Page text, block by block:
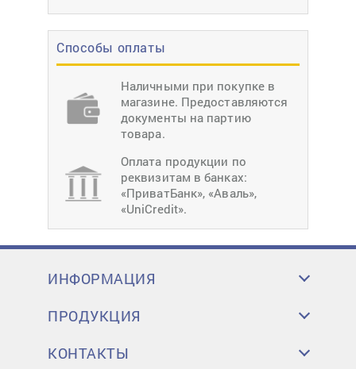
Способы оплаты
Наличными при покупке в
магазине. Предоставляются
документы на партию
товара.
Оплата продукции по
реквизитам в банках:
«ПриватБанк», «Аваль»,
«UniCredit».
ИНФОРМАЦИЯ
ПРОДУКЦИЯ
КОНТАКТЫ